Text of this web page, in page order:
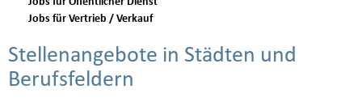
Jobs für Vertrieb / Verkauf
Stellenangebote in Städten und
Berufsfeldern